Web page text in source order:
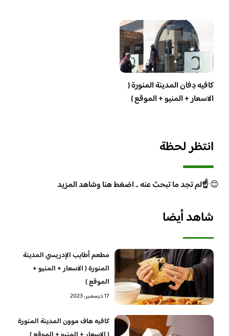
كافيه دِفان المدينة المنورة (
الاسعار + المنيو + الموقع )
انتظر لحظة
😊☝️لم تجد ما تبحث عنه .. اضغط هنا وشاهد المزيد
شاهد أيضا
مطعم أطايب الإدريسي المدينة
المنورة ( الاسعار + المنيو +
الموقع )
17 ديسمبر، 2023
كافيه هاف موون المدينة المنورة